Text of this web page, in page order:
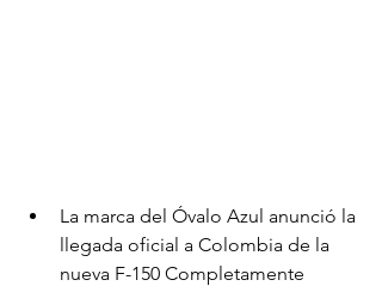
La marca del Óvalo Azul anunció la
llegada oficial a Colombia de la
nueva F-150 Completamente